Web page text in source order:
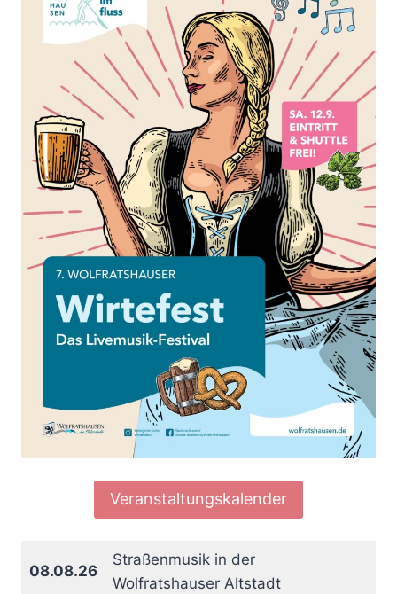
Veranstaltungskalender
08.08.26
Straßenmusik in der
Wolfratshauser Altstadt